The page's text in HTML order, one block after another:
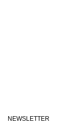
NEWSLETTER